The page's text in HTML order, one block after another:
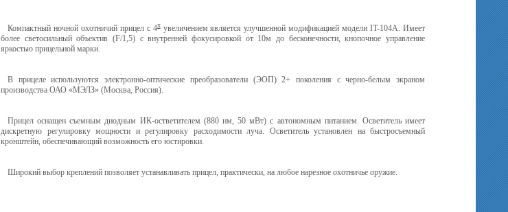
Компактный ночной охотничий прицел с 4хувеличением является улучшенной модификацией модели IT-104A. Имеет
более светосильный объектив (F/1,5) с внутренней фокусировкой от 10м до бесконечности, кнопочное управление
яркостью прицельной марки.
В прицеле используются электронно-оптические преобразователи (ЭОП) 2+ поколения с черно-белым экраном
производства ОАО «МЭЛЗ» (Москва, Россия).
Прицел оснащен съемным диодным ИК-остветителем (880 нм, 50 мВт) с автономным питанием. Осветитель имеет
дискретную регулировку мощности и регулировку расходимости луча. Осветитель установлен на быстросъемный
кронштейн, обеспечивающий возможность его юстировки.
Широкий выбор креплений позволяет устанавливать прицел, практически, на любое нарезное охотничье оружие.